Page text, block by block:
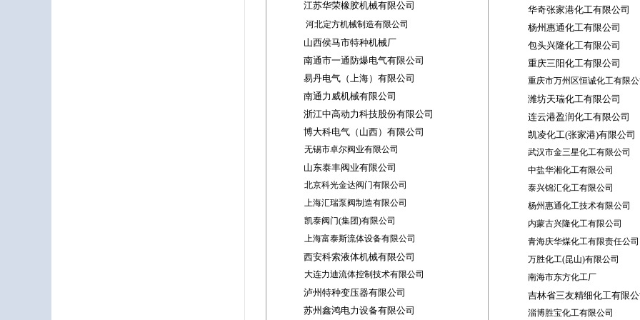
江苏华荣橡胶机械有限公司
河北定方机械制造有限公司
山西侯马市特种机械厂
南通市一通防爆电气有限公司
易丹电气（上海）有限公司
南通力威机械有限公司
浙江中高动力科技股份有限公司
博大科电气（山西）有限公司
无锡市卓尔阀业有限公司
山东泰丰阀业有限公司
北京科光金达阀门有限公司
上海汇瑞泵阀制造有限公司
凯泰阀门(集团)有限公司
上海富泰斯流体设备有限公司
西安科索液体机械有限公司
大连力迪流体控制技术有限公司
泸州特种变压器有限公司
苏州鑫鸿电力设备有限公司
华奇张家港化工有限公司
杨州惠通化工有限公司
包头兴隆化工有限公司
重庆三阳化工有限公司
重庆市万州区恒诚化工有限公
潍坊天瑞化工有限公司
连云港盈润化工有限公司
凯凌化工(张家港)有限公司
武汉市金三星化工有限公司
中盐华湘化工有限公司
泰兴锦汇化工有限公司
杨州惠通化工技术有限公司
内蒙古兴隆化工有限公司
青海庆华煤化工有限责任公
万胜化工(昆山)有限公司
南海市东方化工厂
吉林省三友精细化工有限公
淄博胜宝化工有限公司